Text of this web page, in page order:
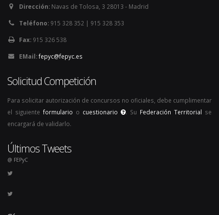
Dirección: Navas de Tolosa, 3 28013 - Madrid
Teléfono: 915 328 352 | 915 328 353
Fax: 915 326 538
EMail:fepyc@fepyc.es
Solicitud Competición
Para solicitar autorización de concursos no oficiales, debe cumplimentar
el siguiente formulario o cuestionario . Su Federación Territorial se
encargará de validarlo.
Últimos Tweets
@ FEPyC